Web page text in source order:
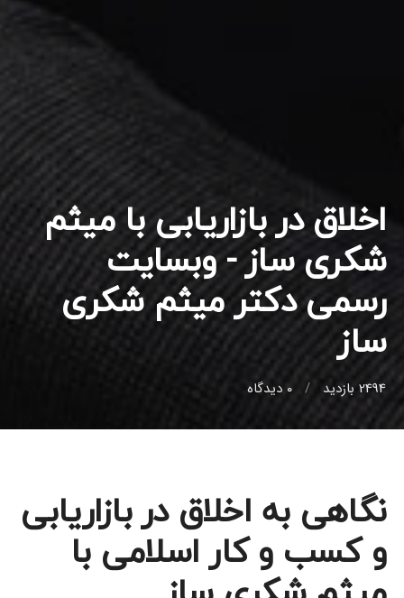
اخلاق در بازاریابی با میثم
شکری ساز - وبسایت
رسمی دکتر میثم شکری
ساز
2494 بازدید 0 دیدگاه
نگاهی به اخلاق در بازاریابی
و کسب و کار اسلامی با